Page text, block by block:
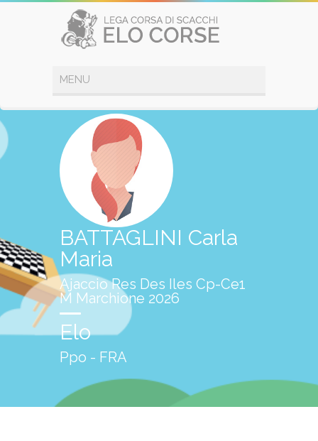
BATTAGLINI Carla
Maria
Ajaccio Res Des Iles Cp-Ce1
M Marchione 2026
Elo
Ppo - FRA